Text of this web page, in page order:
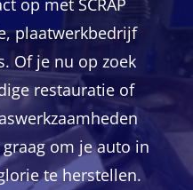
op met SCRAP
plaatwerkbedrijf
Of je nu op zoek
restauratie of
om je auto in
te herstellen.